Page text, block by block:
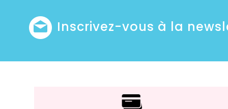
Inscrivez-vous à la